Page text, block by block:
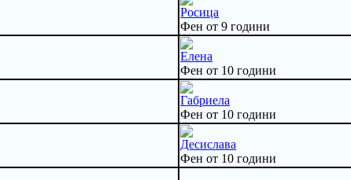
Росица
Фен от 9 години
Елена
Фен от 10 години
Габриела
Фен от 10 години
Десислава
Фен от 10 години